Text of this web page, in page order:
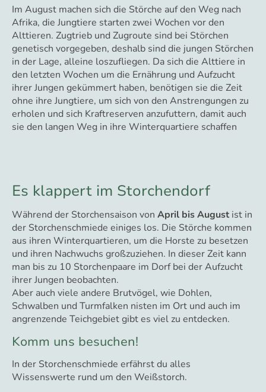
Im August machen sich die Störche auf den Weg nach
Afrika, die Jungtiere starten zwei Wochen vor den
Alttieren. Zugtrieb und Zugroute sind bei Störchen
genetisch vorgegeben, deshalb sind die jungen Störchen
in der Lage, alleine loszufliegen. Da sich die Alttiere in
den letzten Wochen um die Ernährung und Aufzucht
ihrer Jungen gekümmert haben, benötigen sie die Zeit
ohne ihre Jungtiere, um sich von den Anstrengungen zu
erholen und sich Kraftreserven anzufuttern, damit auch
sie den langen Weg in ihre Winterquartiere schaffen
Es klappert im Storchendorf
Während der Storchensaison von April bis August ist in
der Storchenschmiede einiges los. Die Störche kommen
aus ihren Winterquartieren, um die Horste zu besetzen
und ihren Nachwuchs großzuziehen. In dieser Zeit kann
man bis zu 10 Storchenpaare im Dorf bei der Aufzucht
ihrer Jungen beobachten.
Aber auch viele andere Brutvögel, wie Dohlen,
Schwalben und Turmfalken nisten im Ort und auch im
angrenzende Teichgebiet gibt es viel zu entdecken.
Komm uns besuchen!
In der Storchenschmiede erfährst du alles
Wissenswerte rund um den Weißstorch.